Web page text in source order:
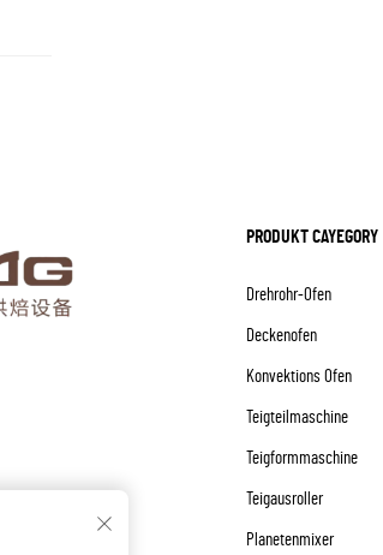
PRODUKT CAYEGORY
Drehrohr-Ofen
Deckenofen
Konvektions Ofen
Teigteilmaschine
Teigformmaschine
Teigausroller
Planetenmixer